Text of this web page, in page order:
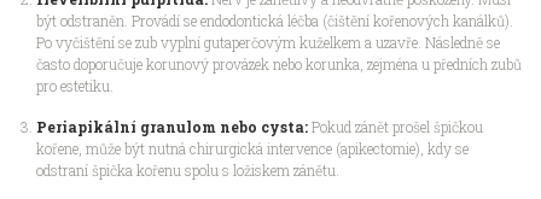
být odstraněn. Provádí se endodontická léčba (čištění kořenových kanálků).
Po vyčištění se zub vyplní gutaperčovým kuželkem a uzavře. Následně se
často doporučuje korunový provázek nebo korunka, zejména u předních zubů
pro estetiku.
Periapikální granulom nebo cysta:Pokud zánět prošel špičkou
kořene, může být nutná chirurgická intervence (apikectomie), kdy se
odstraní špička kořenu spolu s ložiskem zánětu.